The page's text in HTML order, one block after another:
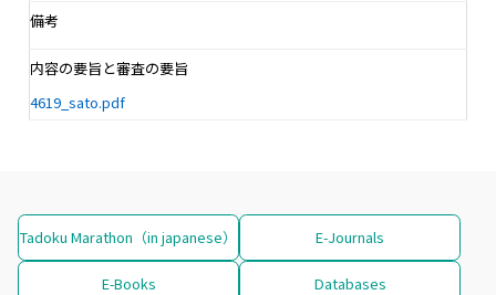
備考
内容の要旨と審査の要旨
4619_sato.pdf
Tadoku Marathon（in japanese） E-Journals
E-Books Databases